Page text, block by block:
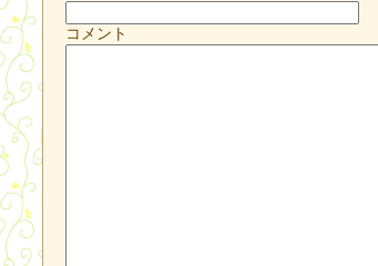
コメント